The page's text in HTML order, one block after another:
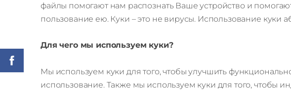
файлы помогают нам распознать Ваше устройство и
пользование ею. Куки – это не вирусы. Использование
Для чего мы используем куки?
Мы используем куки для того, чтобы улучшить
использование. Также мы используем куки для того, чтобы